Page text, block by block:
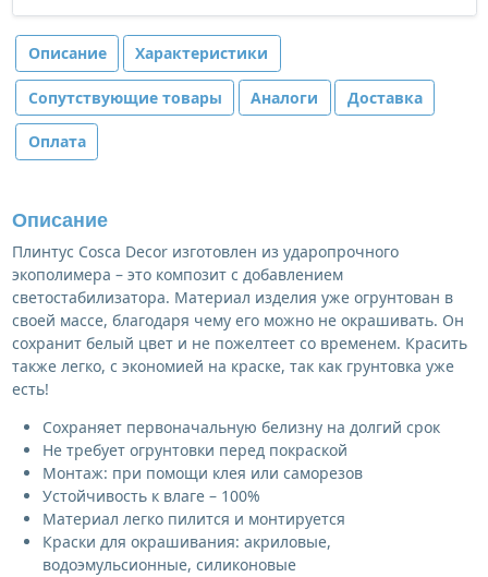
Описание Характеристики
Сопутствующие товары Аналоги Доставка
Оплата
Описание
Плинтус Cosca Decor изготовлен из ударопрочного
экополимера – это композит с добавлением
светостабилизатора. Материал изделия уже огрунтован в
своей массе, благодаря чему его можно не окрашивать. Он
сохранит белый цвет и не пожелтеет со временем. Красить
также легко, с экономией на краске, так как грунтовка уже
есть!
Сохраняет первоначальную белизну на долгий срок
Не требует огрунтовки перед покраской
Монтаж: при помощи клея или саморезов
Устойчивость к влаге – 100%
Материал легко пилится и монтируется
Краски для окрашивания: акриловые,
водоэмульсионные, силиконовые